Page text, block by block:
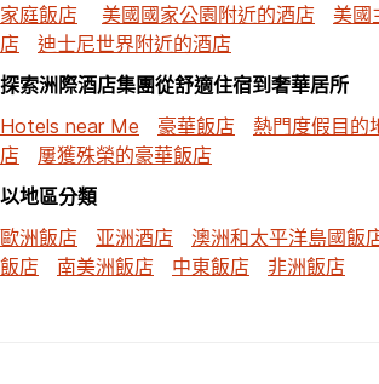
家庭飯店
美國國家公園附近的酒店
美國
店
迪士尼世界附近的酒店
探索洲際酒店集團從舒適住宿到奢華居所
Hotels near Me
豪華飯店 熱門度假目的
店
屢獲殊榮的豪華飯店
以地區分類
歐洲飯店
亚洲酒店 澳洲和太平洋島國飯
飯店
南美洲飯店 中東飯店 非洲飯店